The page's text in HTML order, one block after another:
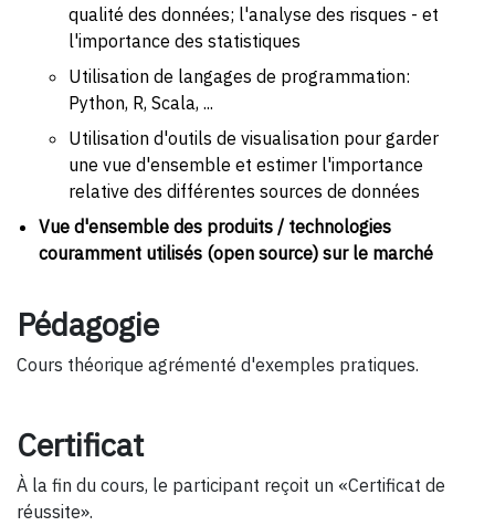
qualité des données; l'analyse des risques - et
l'importance des statistiques
Utilisation de langages de programmation:
Python, R, Scala, ...
Utilisation d'outils de visualisation pour garder
une vue d'ensemble et estimer l'importance
relative des différentes sources de données
Vue d'ensemble des produits / technologies
couramment utilisés (open source) sur le marché
Pédagogie
Cours théorique agrémenté d'exemples pratiques.
Certificat
À la fin du cours, le participant reçoit un «Certificat de
réussite».